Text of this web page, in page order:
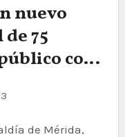
nuevo
75
con